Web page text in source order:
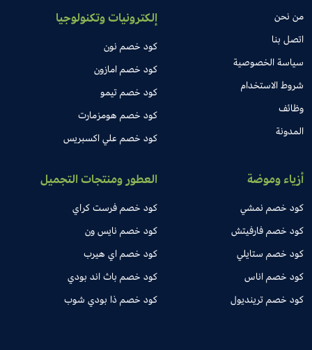
من نحن
اتصل بنا
سياسة الخصوصية
شروط الاستخدام
وظائف
المدونة
إلكترونيات وتكنولوجيا
كود خصم نون
كود خصم امازون
كود خصم تيمو
كود خصم هومزمارت
كود خصم علي اكسبريس
أزياء وموضة
كود خصم نمشي
كود خصم فارفيتش
كود خصم ستايلي
كود خصم اناس
كود خصم ترينديول
العطور ومنتجات التجميل
كود خصم فرست كراي
كود خصم نايس ون
كود خصم اي هيرب
كود خصم باث اند بودي
كود خصم ذا بودي شوب